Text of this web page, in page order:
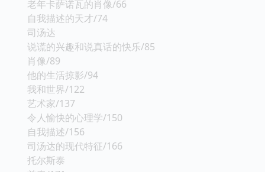
老年卡萨诺瓦的肖像/66
自我描述的天才/74
司汤达
说谎的兴趣和说真话的快乐/85
肖像/89
他的生活掠影/94
我和世界/122
艺术家/137
令人愉快的心理学/150
自我描述/156
司汤达的现代特征/166
托尔斯泰